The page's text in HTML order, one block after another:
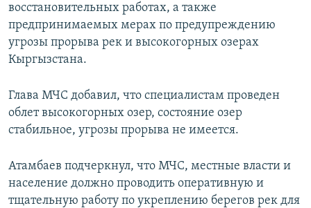
восстановительных работах, а также
предпринимаемых мерах по предупреждению
угрозы прорыва рек и высокогорных озерах
Кыргызстана.
Глава МЧС добавил, что специалистам проведен
облет высокогорных озер, состояние озер
стабильное, угрозы прорыва не имеется.
Атамбаев подчеркнул, что МЧС, местные власти и
население должно проводить оперативную и
тщательную работу по укреплению берегов рек для